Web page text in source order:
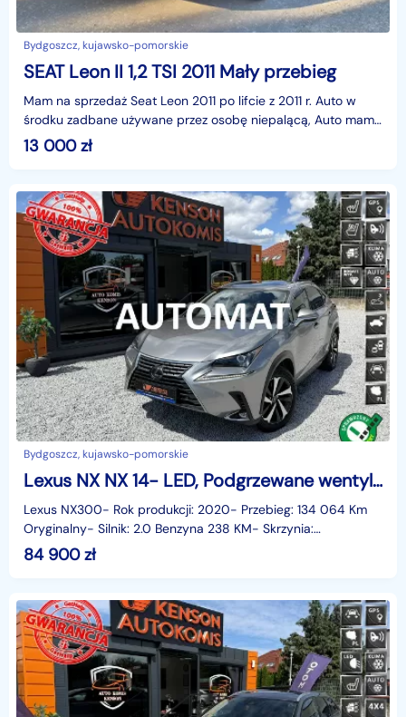
Bydgoszcz, kujawsko-pomorskie
SEAT Leon II 1,2 TSI 2011 Mały przebieg
Mam na sprzedaż Seat Leon 2011 po lifcie z 2011 r. Auto w
środku zadbane używane przez osobę niepalącą, Auto mam
od 10 lat, oryginalny przebieg. Jest książka se
13 000zł
Bydgoszcz, kujawsko-pomorskie
Lexus NX NX 14- LED, Podgrzewane wentylowane fotele, Kamera cofania, Szyber dach, Na
Lexus NX300- Rok produkcji: 2020- Przebieg: 134 064 Km
Oryginalny- Silnik: 2.0 Benzyna 238 KM- Skrzynia:
Automatyczna- Napęd: Na przednie koła- Zarejestrowany w
84 900zł